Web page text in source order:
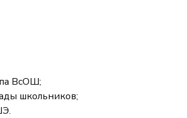
ВсОШ;
школьников;